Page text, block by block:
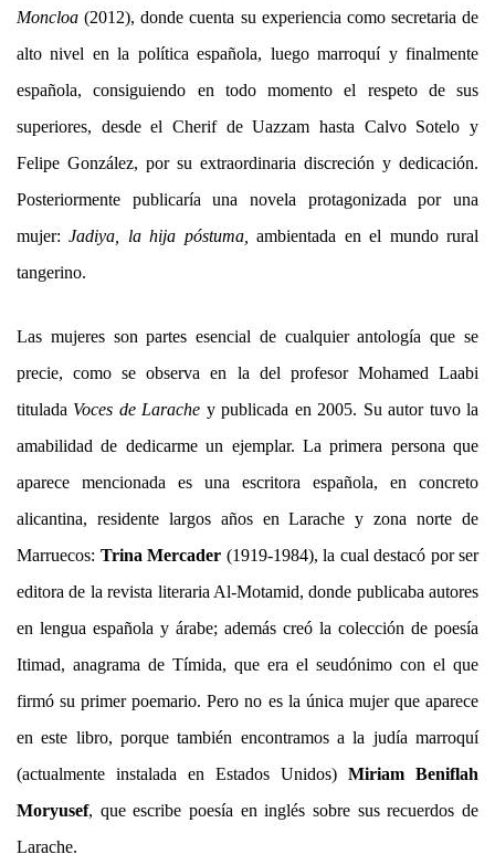
Moncloa(2012), donde cuenta su experiencia como secretaria de
alto nivel en la política española, luego marroquí y finalmente
española, consiguiendo en todo momento el respeto de sus
superiores, desde el Cherif de Uazzam hasta Calvo Sotelo y
Felipe González, por su extraordinaria discreción y dedicación.
Posteriormente publicaría una novela protagonizada por una
mujer:Jadiya, la hija póstuma,
ambientada en el mundo rural
tangerino.
Las mujeres son partes esencial de cualquier antología que se
precie, como se observa en la del profesor Mohamed Laabi
titulada Voces de Larache y publicada en 2005. Su autor tuvo la
amabilidad de dedicarme un ejemplar. La primera persona que
aparece mencionada es una escritora española, en concreto
alicantina, residente largos años en Larache y zona norte de
Marruecos: Trina Mercader (1919-1984), la cual destacó por ser
editora de la revista literaria Al-Motamid, donde publicaba autores
en lengua española y árabe; además creó la colección de poesía
Itimad, anagrama de Tímida, que era el seudónimo con el que
firmó su primer poemario. Pero no es la única mujer que aparece
en este libro, porque también encontramos a la judía marroquí
(actualmente instalada en Estados Unidos) Miriam Beniflah
Moryusef, que escribe poesía en inglés sobre sus recuerdos de
Larache.